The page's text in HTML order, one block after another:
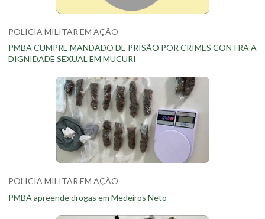
POLICIA MILITAR EM AÇÃO
PMBA CUMPRE MANDADO DE PRISÃO POR CRIMES CONTRA A
DIGNIDADE SEXUAL EM MUCURI
POLICIA MILITAR EM AÇÃO
PMBA apreende drogas em Medeiros Neto